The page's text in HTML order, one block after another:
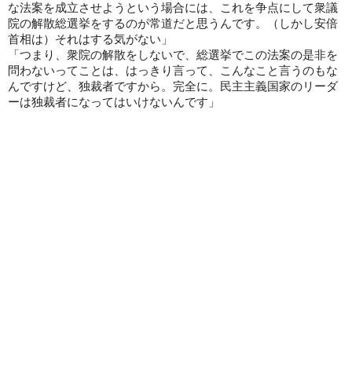
な法案を成立させようという場合には、これを争点にして衆議
院の解散総選挙をするのが常道だと思うんです。（しかし安倍
首相は）それはする気がない」
「つまり、衆院の解散をしないで、総選挙でこの法案の是非を
問わないってことは、はっきり言って、こんなこと言うのもな
んですけど、独裁者ですから。完全に。民主主義国家のリーダ
ーは独裁者になってはいけないんです」